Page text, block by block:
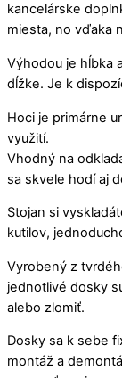
kancelárske
miesta, no vďaka
Výhodou je hĺbka
dĺžke. Je k
Hoci je primárne
využití.
Vhodný na
sa skvele hodí aj
Stojan si
kutilov,
Vyrobený z
jednotlivé dosky
alebo zlomiť.
Dosky sa k sebe
montáž a